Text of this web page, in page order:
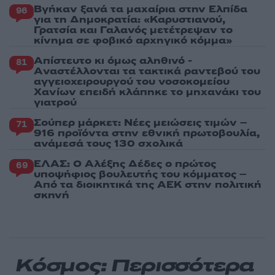
96 Βγήκαν ξανά τα μαχαίρια στην Ελπίδα
για τη Δημοκρατία: «Καρυστιανού,
Γρατσία και Γαλανός μετέτρεψαν το
κίνημα σε φοβικό αρχηγικό κόμμα»
81 Απίστευτο κι όμως αληθινό -
Aναστέλλονται τα τακτικά ραντεβού του
αγγειοχειρουργού του νοσοκομείου
Χανίων επειδή κλάπηκε το μηχανάκι του
γιατρού
71 Σούπερ μάρκετ: Νέες μειώσεις τιμών –
916 προϊόντα στην εθνική πρωτοβουλία,
ανάμεσά τους 130 σχολικά
69 ΕΛΑΣ: Ο Αλέξης Δέδες ο πρώτος
υποψήφιος βουλευτής του κόμματος –
Από τα διοικητικά της ΑΕΚ στην πολιτική
σκηνή
Κόσμος: Περισσότερα